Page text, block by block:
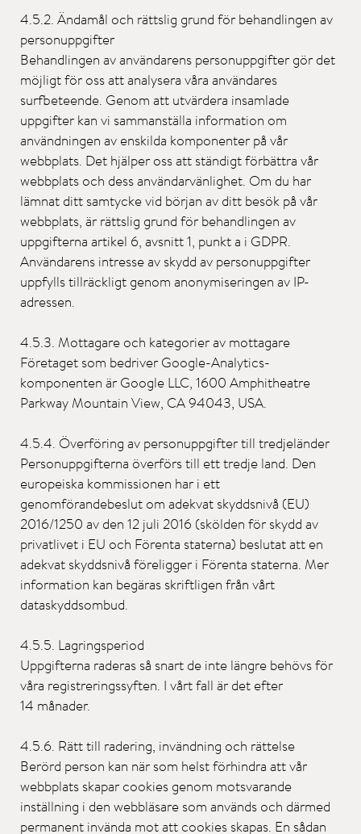
4.5.2. Ändamål och rättslig grund för behandlingen av
personuppgifter
Behandlingen av användarens personuppgifter gör det
möjligt för oss att analysera våra användares
surfbeteende. Genom att utvärdera insamlade
uppgifter kan vi sammanställa information om
användningen av enskilda komponenter på vår
webbplats. Det hjälper oss att ständigt förbättra vår
webbplats och dess användarvänlighet. Om du har
lämnat ditt samtycke vid början av ditt besök på vår
webbplats, är rättslig grund för behandlingen av
uppgifterna artikel 6, avsnitt 1, punkt a i GDPR.
Användarens intresse av skydd av personuppgifter
uppfylls tillräckligt genom anonymiseringen av IP-
adressen.
4.5.3. Mottagare och kategorier av mottagare
Företaget som bedriver Google-Analytics-
komponenten är Google LLC, 1600 Amphitheatre
Parkway Mountain View, CA 94043, USA.
4.5.4. Överföring av personuppgifter till tredjeländer
Personuppgifterna överförs till ett tredje land. Den
europeiska kommissionen har i ett
genomförandebeslut om adekvat skyddsnivå (EU)
2016/1250 av den 12 juli 2016 (skölden för skydd av
privatlivet i EU och Förenta staterna) beslutat att en
adekvat skyddsnivå föreligger i Förenta staterna. Mer
information kan begäras skriftligen från vårt
dataskyddsombud.
4.5.5. Lagringsperiod
Uppgifterna raderas så snart de inte längre behövs för
våra registreringssyften. I vårt fall är det efter
14 månader.
4.5.6. Rätt till radering, invändning och rättelse
Berörd person kan när som helst förhindra att vår
webbplats skapar cookies genom motsvarande
inställning i den webbläsare som används och därmed
permanent invända mot att cookies skapas. En sådan